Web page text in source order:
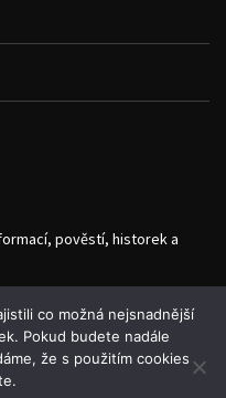
pověstí, historek a
co možná nejsnadnější
Pokud budete nadále
že s použitím cookies